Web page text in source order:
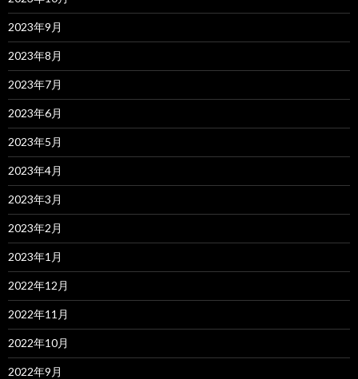
2023年9月
2023年8月
2023年7月
2023年6月
2023年5月
2023年4月
2023年3月
2023年2月
2023年1月
2022年12月
2022年11月
2022年10月
2022年9月